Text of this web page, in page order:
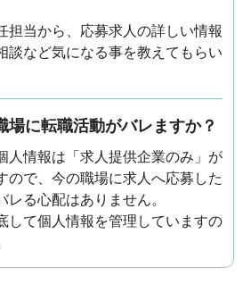
担当から、応募求人の詳しい情報
談など気になる事を教えてもらい
場に転職活動がバレますか？
人情報は「求人提供企業のみ」が
ので、今の職場に求人へ応募した
る心配はありません。
して個人情報を管理していますの